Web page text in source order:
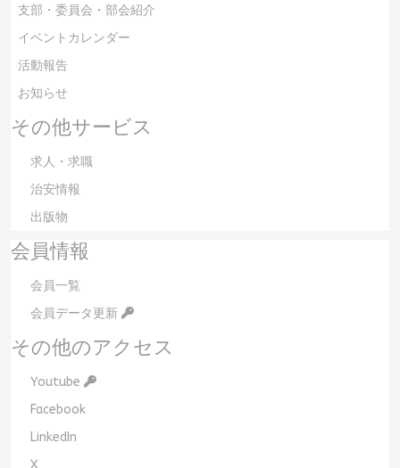
支部・委員会・部会紹介
イベントカレンダー
活動報告
お知らせ
その他サービス
求人・求職
治安情報
出版物
会員情報
会員一覧
会員データ更新
その他のアクセス
Youtube
Facebook
LinkedIn
X